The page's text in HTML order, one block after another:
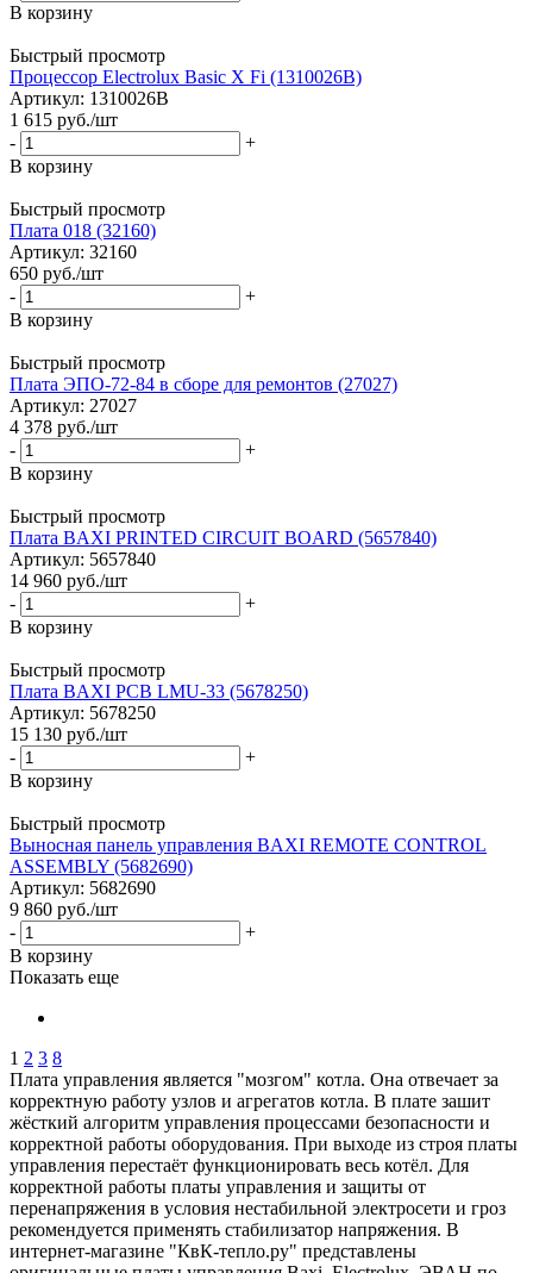
В корзину
Быстрый просмотр
Процессор Electrolux Basic X Fi (1310026B)
Артикул: 1310026B
1 615 руб./шт
-
+
В корзину
Быстрый просмотр
Плата 018 (32160)
Артикул: 32160
650 руб./шт
-
+
В корзину
Быстрый просмотр
Плата ЭПО-72-84 в сборе для ремонтов (27027)
Артикул: 27027
4 378 руб./шт
-
+
В корзину
Быстрый просмотр
Плата BAXI PRINTED CIRCUIT BOARD (5657840)
Артикул: 5657840
14 960 руб./шт
-
+
В корзину
Быстрый просмотр
Плата BAXI PCB LMU-33 (5678250)
Артикул: 5678250
15 130 руб./шт
-
+
В корзину
Быстрый просмотр
Выносная панель управления BAXI REMOTE CONTROL
ASSEMBLY (5682690)
Артикул: 5682690
9 860 руб./шт
-
+
В корзину
Показать еще
1 2 3 8
Плата управления является "мозгом" котла. Она отвечает за
корректную работу узлов и агрегатов котла. В плате зашит
жёсткий алгоритм управления процессами безопасности и
корректной работы оборудования. При выходе из строя платы
управления перестаёт функционировать весь котёл. Для
корректной работы платы управления и защиты от
перенапряжения в условия нестабильной электросети и гроз
рекомендуется применять стабилизатор напряжения. В
интернет-магазине "КвК-тепло.ру" представлены